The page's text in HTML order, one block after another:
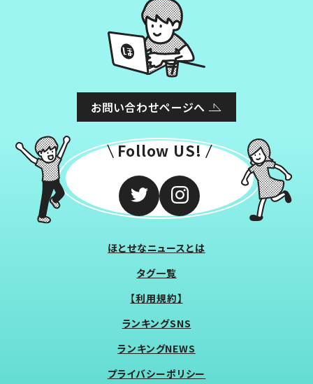
お問い合わせページへ
Follow US!
ほとせなニュースとは
タグ一覧
【利用規約】
ランキングSNS
ランキングNEWS
プライバシーポリシー